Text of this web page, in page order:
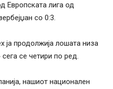
Европската лига од
со 0:3.
ја продолжија лошата низа
се четири по ред.
нашиот национален